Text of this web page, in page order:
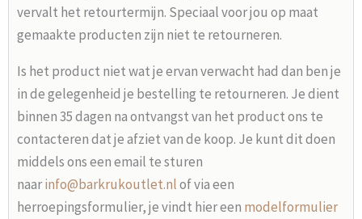
vervalt het retourtermijn. Speciaal voor jou op maat
gemaakte producten zijn niet te retourneren.
Is het product niet wat je ervan verwacht had dan ben je
in de gelegenheid je bestelling te retourneren. Je dient
binnen 35 dagen na ontvangst van het product ons te
contacteren dat je afziet van de koop. Je kunt dit doen
middels ons een email te sturen
naarinfo@barkrukoutlet.nlof via een
herroepingsformulier, je vindt hier een modelformulier